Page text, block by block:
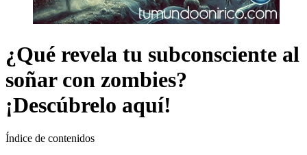
¿Qué revela tu subconsciente al
soñar con zombies?
¡Descúbrelo aquí!
Índice de contenidos